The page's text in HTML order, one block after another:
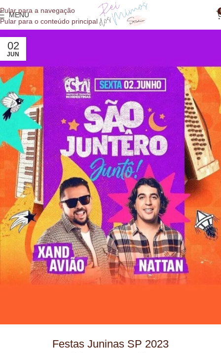
conteúdo
Pular para a navegação
Pular para o conteúdo principal
MENU
02
JUN
Festas Juninas SP 2023